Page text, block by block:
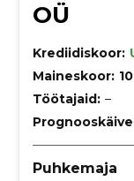
OÜ
Krediidiskoor:
Maineskoor:
Töötajaid: –
Puhkemaja